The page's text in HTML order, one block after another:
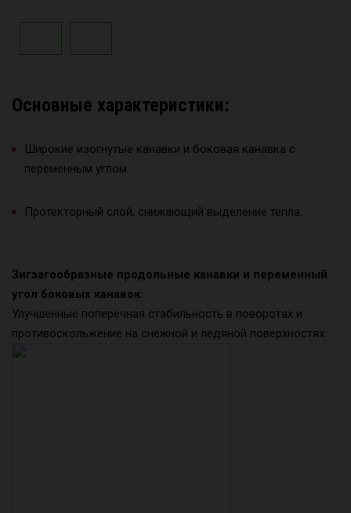
Основные характеристики:
Широкие изогнутые канавки и боковая канавка с
переменным углом.
Протекторный слой, снижающий выделение тепла.
Зигзагообразные продольные канавки и переменный
угол боковых канавок:
Улучшенные поперечная стабильность в поворотах и
противоскольжение на снежной и ледяной поверхностях.